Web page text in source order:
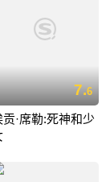
7.6
贡·席勒:死神和少